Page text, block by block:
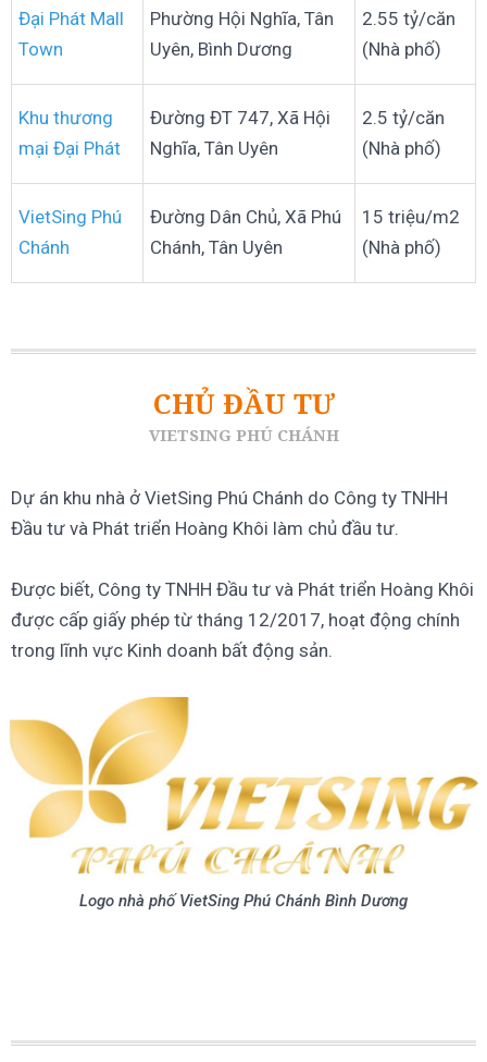
Đại Phát Mall
Town
Phường Hội Nghĩa, Tân
Uyên, Bình Dương
2.55 tỷ/căn
(Nhà phố)
Khu thương
mại Đại Phát
Đường ĐT 747, Xã Hội
Nghĩa, Tân Uyên
2.5 tỷ/căn
(Nhà phố)
VietSing Phú
Chánh
Đường Dân Chủ, Xã Phú
Chánh, Tân Uyên
15 triệu/m2
(Nhà phố)
CHỦ ĐẦU TƯ
VIETSING PHÚ CHÁNH
Dự án khu nhà ở VietSing Phú Chánh do Công ty TNHH
Đầu tư và Phát triển Hoàng Khôi làm chủ đầu tư.
Được biết, Công ty TNHH Đầu tư và Phát triển Hoàng Khôi
được cấp giấy phép từ tháng 12/2017, hoạt động chính
trong lĩnh vực Kinh doanh bất động sản.
Logo nhà phố VietSing Phú Chánh Bình Dương